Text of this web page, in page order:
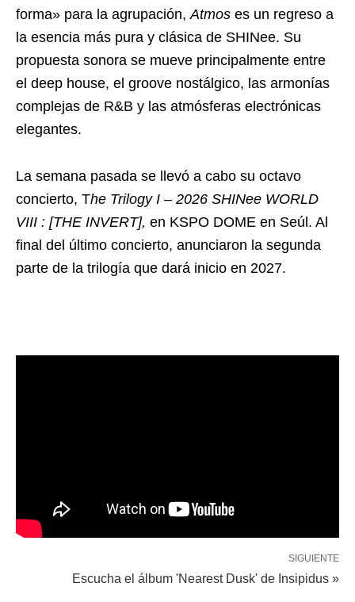
forma» para la agrupación, Atmos es un regreso a
la esencia más pura y clásica de SHINee. Su
propuesta sonora se mueve principalmente entre
el deep house, el groove nostálgico, las armonías
complejas de R&B y las atmósferas electrónicas
elegantes.
La semana pasada se llevó a cabo su octavo
concierto, The Trilogy I – 2026 SHINee WORLD
VIII : [THE INVERT], en KSPO DOME en Seúl. Al
final del último concierto, anunciaron la segunda
parte de la trilogía que dará inicio en 2027.
SIGUIENTE
Escucha el álbum 'Nearest Dusk' de Insipidus »